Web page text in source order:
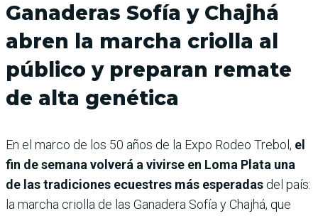
Ganaderas Sofía y Chajhá
abren la marcha criolla al
público y preparan remate
de alta genética
En el marco de los 50 años de la Expo Rodeo Trebol, el
fin de semana volverá a vivirse en Loma Plata una
de las tradiciones ecuestres más esperadas del país:
la marcha criolla de las Ganadera Sofía y Chajhá, que